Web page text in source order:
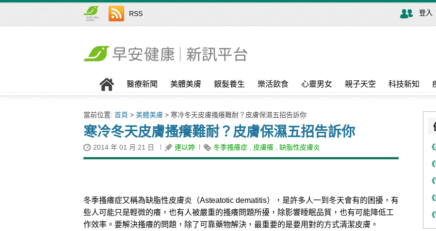
RSS 登入
醫療新聞 美體美膚 銀髮養生 樂活飲食 心靈男女 親子天空 科技新知
當前位置: 首頁 > 美體美膚 > 寒冷冬天皮膚搔癢難耐？皮膚保濕五招告訴你
寒冷冬天皮膚搔癢難耐？皮膚保濕五招告訴你
2014 年 01 月 21 日 連以婷 冬季搔癢症 皮膚癢 缺脂性皮膚炎
冬季搔癢症又稱為缺脂性皮膚炎（Asteatotic dematitis），是許多人一到冬天會有的困擾，有
些人可能只是輕微的癢，也有人被嚴重的搔癢問題所擾，除影響睡眠品質，也有可能降低工
作效率。要解決搔癢的問題，除了可靠藥物解決，最重要的是要用對的方式清潔皮膚。